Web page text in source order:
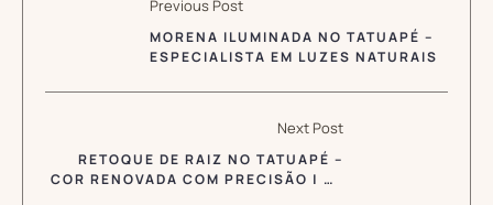
Previous Post
MORENA ILUMINADA NO TATUAPÉ –
ESPECIALISTA EM LUZES NATURAIS
Next Post
RETOQUE DE RAIZ NO TATUAPÉ –
COR RENOVADA COM PRECISÃO | LA